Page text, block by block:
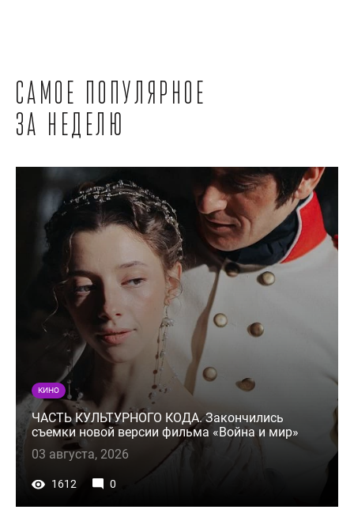
Самое популярное
за неделю
КИНО
ЧАСТЬ КУЛЬТУРНОГО КОДА. Закончились
съемки новой версии фильма «Война и мир»
03 августа, 2026
1612 0